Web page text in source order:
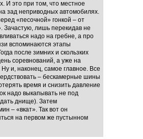
И это при том, что местное
зад неприводных автомобилях.
«песочной» гонкой – от
Зачастую, лишь перекидав не
надо на гребне, а про
вспоминаются этапы
после зимних и скользких
соревнований, а уже на
и, наконец, самое главное. Все
– бескамерные шины
время и снизить давление
надо выкапывать не под
днище). Затем
– «вкат». Так вот он
на первом же пустынном